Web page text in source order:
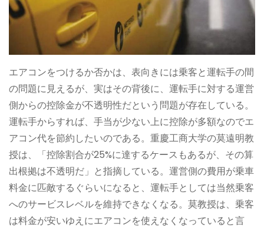
エアコンをつけるか否かは、表向きには乗客と運転手の間
の問題に見えるが、実はその背後に、運転手に対する運営
側からの控除金が不透明性だという問題が存在している。
運転手からすれば、手当が少ない上に控除が多額なのでエ
アコン代を節約したいのである。重慶工商大学の莫遠明教
授は、「控除割合が25%に達するケースもあるが、その算
出根拠は不透明だ」と指摘している。運営側の費用が乗車
料金に匹敵するぐらいになると、運転手としては当然乗客
へのサービスレベルを維持できなくなる。莫教授は、乗客
は料金が安いゆえにエアコンを使えなくなっていると言